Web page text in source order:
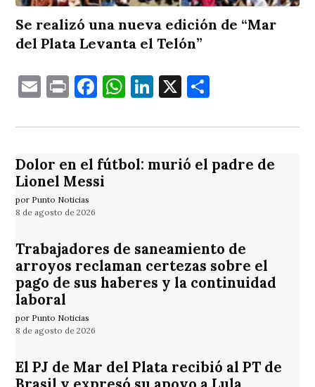
Se realizó una nueva edición de “Mar
del Plata Levanta el Telón”
EmailPrintFacebook
WhatsApp
LinkedIn
X
Dolor en el fútbol: murió el padre de
Lionel Messi
por Punto Noticias
8 de agosto de 2026
Trabajadores de saneamiento de
arroyos reclaman certezas sobre el
pago de sus haberes y la continuidad
laboral
por Punto Noticias
8 de agosto de 2026
El PJ de Mar del Plata recibió al PT de